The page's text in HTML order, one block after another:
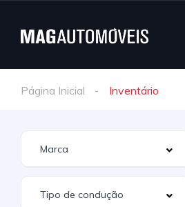
Página Inicial Inventário